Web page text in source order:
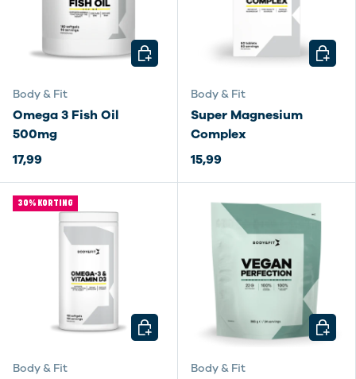
Body & Fit
Omega 3 Fish Oil
500mg
17,99
KIES MOGELIJKHEDEN
Body & Fit
Super Magnesium
Complex
15,99
KIES
30% KORTING
Body & Fit
KIES MOGELIJKHEDEN
Body & Fit
KIES